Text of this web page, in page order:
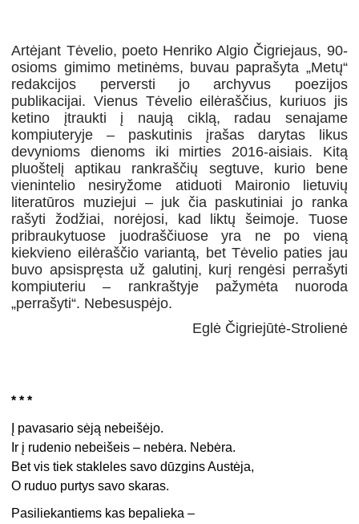
Artėjant Tėvelio, poeto Henriko Algio Čigriejaus, 90-
osioms gimimo metinėms, buvau paprašyta „Metų“
redakcijos perversti jo archyvus poezijos
publikacijai. Vienus Tėvelio eilėraščius, kuriuos jis
ketino įtraukti į naują ciklą, radau senajame
kompiuteryje – paskutinis įrašas darytas likus
devynioms dienoms iki mirties 2016-aisiais. Kitą
pluoštelį aptikau rankraščių segtuve, kurio bene
vienintelio nesiryžome atiduoti Maironio lietuvių
literatūros muziejui – juk čia paskutiniai jo ranka
rašyti žodžiai, norėjosi, kad liktų šeimoje. Tuose
pribraukytuose juodraščiuose yra ne po vieną
kiekvieno eilėraščio variantą, bet Tėvelio paties jau
buvo apsispręsta už galutinį, kurį rengėsi perrašyti
kompiuteriu – rankraštyje pažymėta nuoroda
„perrašyti“. Nebesuspėjo.
Eglė Čigriejūtė-Strolienė
* * *
Į pavasario sėją nebeišėjo.
Ir į rudenio nebeišeis – nebėra. Nebėra.
Bet vis tiek stakleles savo dūzgins Austėja,
O ruduo purtys savo skaras.
Pasiliekantiems kas bepalieka –